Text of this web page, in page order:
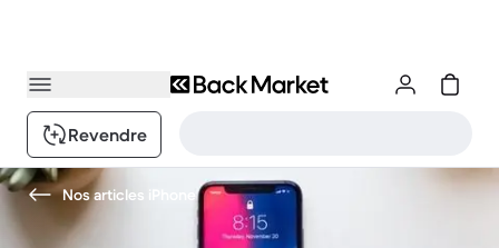
Revendre
Nos articles iPhone